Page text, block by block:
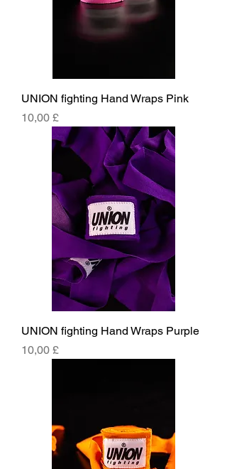
UNION fighting Hand Wraps Pink
Hinta
10,00 £
UNION fighting Hand Wraps Purple
Hinta
10,00 £